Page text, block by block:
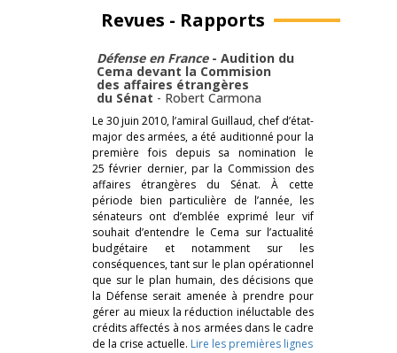
Revues - Rapports
Défense en France- Audition du
Cema devant la Commision
des affaires étrangères
du Sénat - Robert Carmona
Le 30 juin 2010, l’amiral Guillaud, chef d’état-
major des armées, a été auditionné pour la
première fois depuis sa nomination le
25 février dernier, par la Commission des
affaires étrangères du Sénat. À cette
période bien particulière de l’année, les
sénateurs ont d’emblée exprimé leur vif
souhait d’entendre le Cema sur l’actualité
budgétaire et notamment sur les
conséquences, tant sur le plan opérationnel
que sur le plan humain, des décisions que
la Défense serait amenée à prendre pour
gérer au mieux la réduction inéluctable des
crédits affectés à nos armées dans le cadre
de la crise actuelle. Lire les premières lignes